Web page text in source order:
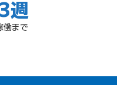
週
働まで